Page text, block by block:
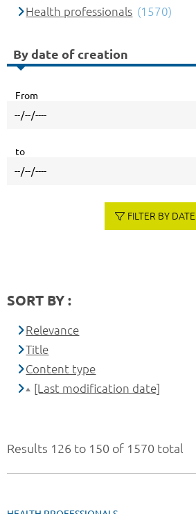
Results 126 to 150 of 1570 total
Health professionals (1570)
By date of creation
From
to
FILTER BY DATE
SORT BY :
Relevance
Title
Content type
[Last modification date]